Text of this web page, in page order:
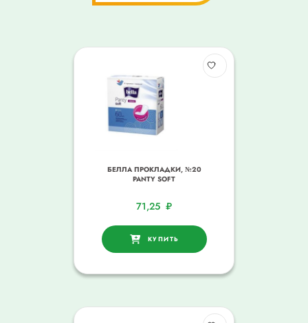
БЕЛЛА ПРОКЛАДКИ, №20
PANTY SOFT
71,25 ₽
КУПИТЬ